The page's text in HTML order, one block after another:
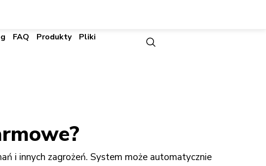
FAQ Produkty
Pliki
i innych zagrożeń. System może automatycznie